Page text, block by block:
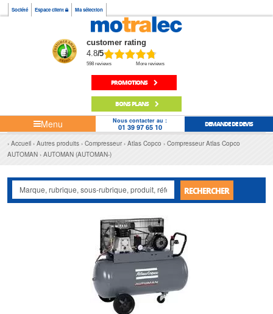
Société Espace client Ma sélection
customer rating
4.8/5
598 reviews More reviews
PROMOTIONS
BONS PLANS
Menu Nous contacter au :
01 39 97 65 10 DEMANDE DE DEVIS
Accueil Autres produits Compresseur Atlas Copco
Compresseur Atlas Copco
AUTOMAN
AUTOMAN (AUTOMAN-)
RECHERCHER